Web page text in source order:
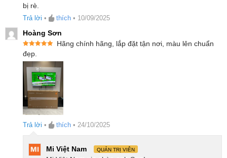
Sở hữu kích thước lên đến 55 inch, mẫu tivi này
mang lại trải nghiệm thị giác cực kỳ ấn tượng. Mỗi
khung hình đều trở nên sống động và cuốn hút hơn,
cho bạn cảm giác như đang ngồi trong rạp chiếu
phim ngay tại nhà – lý tưởng cho cả giải trí cá nhân
lẫn tụ họp gia đình.
Được xếp
hạng5
sao
bị rè.
Trả lời • thích • 10/09/2025
Hoàng Sơn
Được xếp
hạng5
sao
Hãng chính hãng, lắp đặt tận nơi, màu lên chuẩn
đẹp.
Trả lời • thích • 24/10/2025
Mi Việt Nam QUẢN TRỊ VIÊN